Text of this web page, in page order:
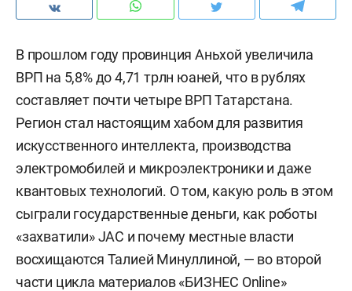
В прошлом году провинция Аньхой увеличила
ВРП на 5,8% до 4,71 трлн юаней, что в рублях
составляет почти четыре ВРП Татарстана.
Регион стал настоящим хабом для развития
искусственного интеллекта, производства
электромобилей и микроэлектроники и даже
квантовых технологий. О том, какую роль в этом
сыграли государственные деньги, как роботы
«захватили» JAC и почему местные власти
восхищаются Талией Минуллиной, — во второй
части цикла материалов «БИЗНЕС Online»